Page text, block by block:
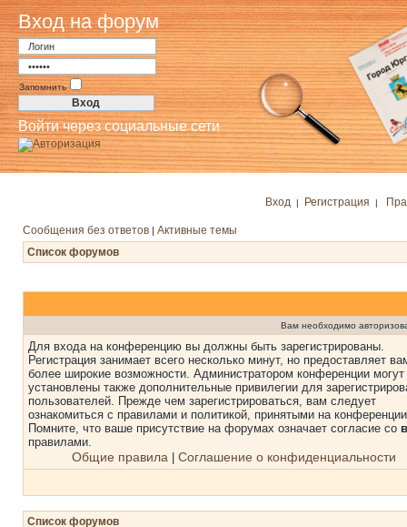
Вход на форум
Запомнить
Войти через социальные сети
Вход | Регистрация |
Сообщения без ответов | Активные темы
Список форумов
Вам необходимо
Для входа на конференцию вы должны быть зарегистрированы.
Регистрация занимает всего несколько минут, но предоставляет
более широкие возможности. Администратором конференции
установлены также дополнительные привилегии для
пользователей. Прежде чем зарегистрироваться, вам следует
ознакомиться с правилами и политикой, принятыми на
Помните, что ваше присутствие на форумах означает согласие со
правилами.
Общие правила Соглашение о конфиденциальности
Список форумов